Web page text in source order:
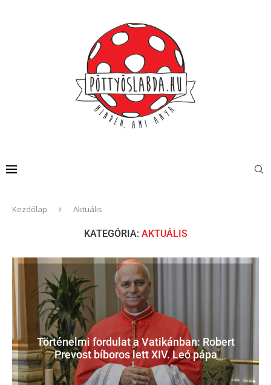
Kezdőlap Aktuális
KATEGÓRIA: AKTUÁLIS
AKTUÁLIS
Történelmi fordulat a Vatikánban: Robert
Prevost bíboros lett XIV. Leó pápa